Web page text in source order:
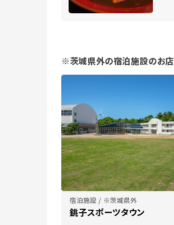
※茨城県外の宿泊施設のお店
宿泊施設 / ※茨城県外
銚子スポーツタウン